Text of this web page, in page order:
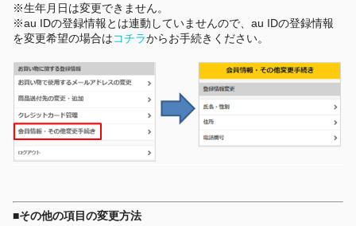
※生年月日は変更できません。
※au IDの登録情報とは連動していませんので、au IDの登録情報
を変更希望の場合はコチラからお手続きください。
■その他の項目の変更方法